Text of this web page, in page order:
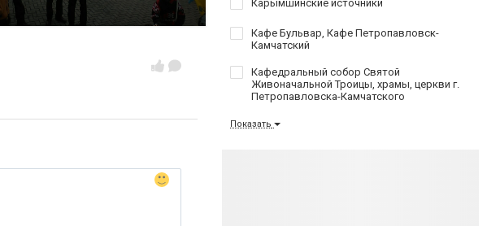
Карымшинские источники
Кафе Бульвар, Кафе Петропавловск-
Камчатский
Кафедральный собор Святой
Живоначальной Троицы, храмы, церкви г.
Петропавловска-Камчатского
Показать